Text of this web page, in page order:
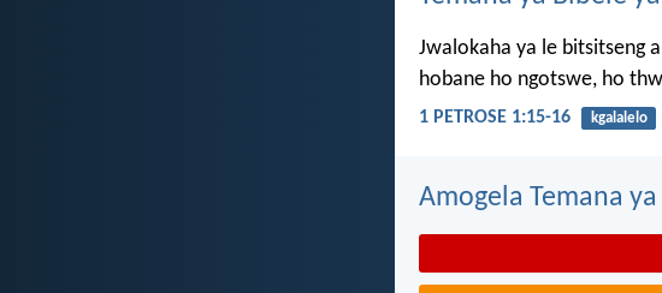
Jwalokaha ya le bitsitseng
hobane ho ngotswe, ho
1 PETROSE 1:15-16 kgalalelo
Amogela Temana